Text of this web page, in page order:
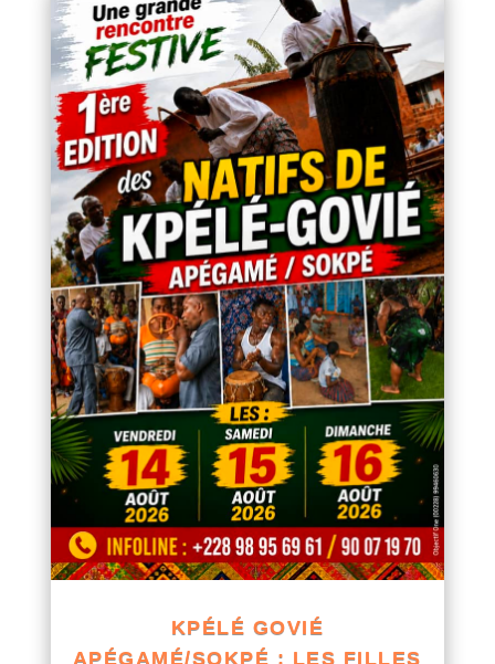
KPÉLÉ GOVIÉ
APÉGAMÉ/SOKPÉ : LES FILLES